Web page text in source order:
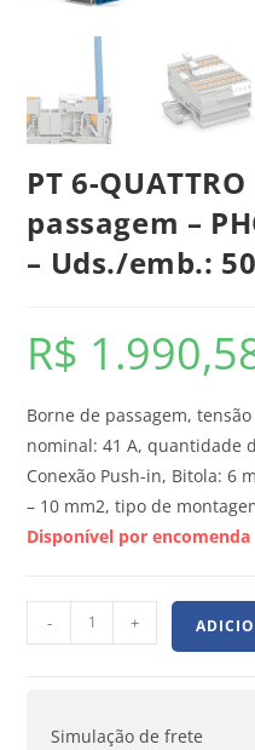
PT 6-
passagem –
– Uds./emb.:
R$
Borne de passagem,
nominal: 41 A, quantidade
Conexão Push-in, Bitola: 6
– 10 mm2, tipo de
Disponível por encomenda
- +
Simulação de frete